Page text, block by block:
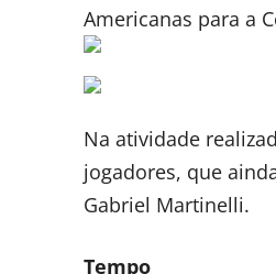
Americanas para a
Na atividade
jogadores, que
Gabriel Martinelli.
Tempo